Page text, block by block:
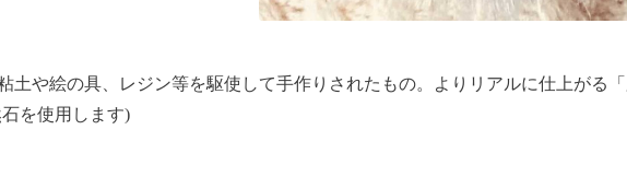
土や絵の具、レジン等を駆使して手作りされたもの。よりリアルに仕上がる「
を使用します)